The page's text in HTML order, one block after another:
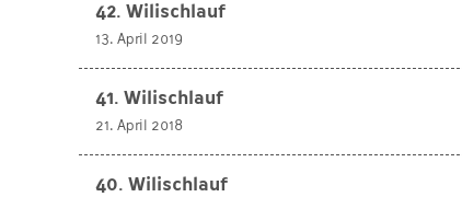
42. Wilischlauf
13. April 2019
41. Wilischlauf
21. April 2018
40. Wilischlauf